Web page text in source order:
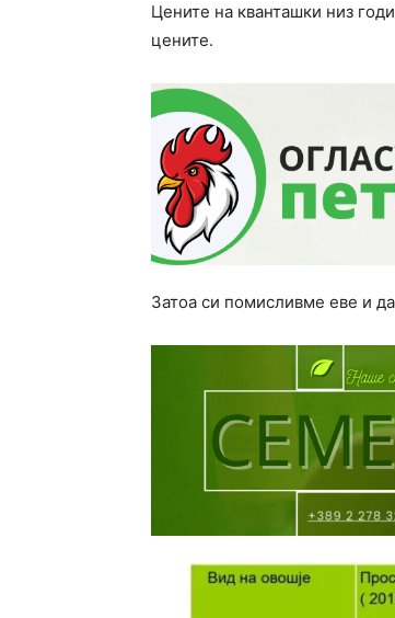
Цените на кванташки низ
цените.
Затоа си помисливме еве и